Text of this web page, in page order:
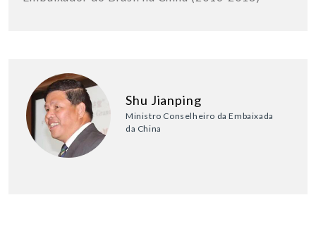
Shu Jianping
Ministro Conselheiro da Embaixada
da China